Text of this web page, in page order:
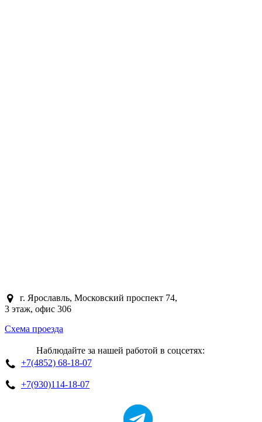
г. Ярославль, Московский проспект 74,
3 этаж, офис 306
Схема проезда
Наблюдайте за нашей работой в соцсетях:
+7(4852) 68-18-07
+7(930)114-18-07